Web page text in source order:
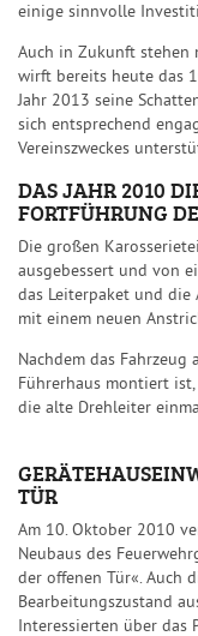
einige sinnvolle
Auch in Zukunft stehen
wirft bereits heute das
Jahr 2013 seine
sich entsprechend
Vereinszweckes
DAS JAHR 2010
ORTFÜHRUNG
Die großen
ausgebessert und von
das Leiterpaket und
mit einem neuen
Nachdem das
Führerhaus montiert
die alte Drehleiter
TÜR
Am 10. Oktober 2010
Neubaus des
der offenen Tür«. Auch
Bearbeitungszustand
Interessierten über das